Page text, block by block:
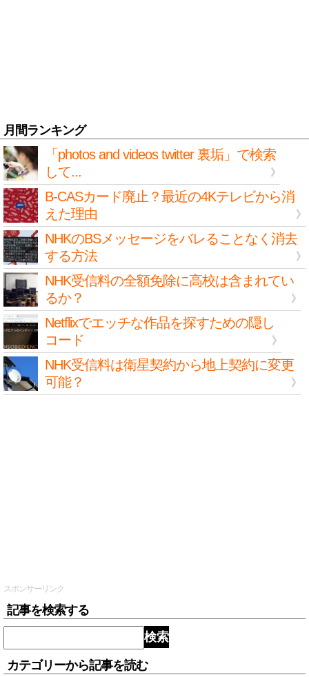
月間ランキング
「photos and videos twitter 裏垢」で検索
して...
B-CASカード廃止？最近の4Kテレビから消
えた理由
NHKのBSメッセージをバレることなく消去
する方法
NHK受信料の全額免除に高校は含まれてい
るか？
Netflixでエッチな作品を探すための隠し
コード
NHK受信料は衛星契約から地上契約に変更
可能？
スポンサーリンク
記事を検索する
検索
カテゴリーから記事を読む